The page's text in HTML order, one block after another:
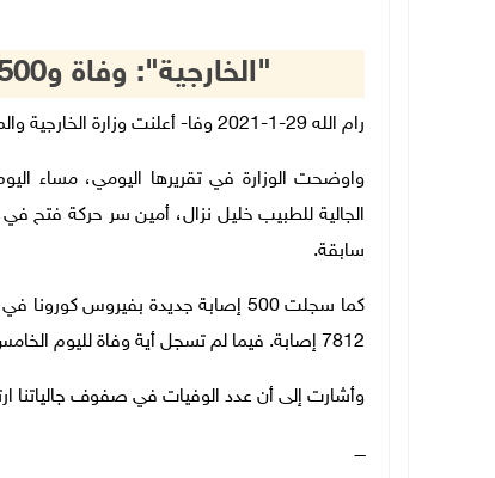
"الخارجية": وفاة و500 إصابة جديدة في صفوف جالياتنا
رام الله 29-1-2021 وفا- أعلنت وزارة الخارجية والمغتربين تسجيل حالة وفاة و500 إصابة جديدة في صفوف جالياتنا.
واوضحت الوزارة في تقريرها اليومي، مساء
سابقة.
كما سجلت 500 إصابة جديدة بفيروس
7812 إصابة. فيما لم تسجل أية وفاة لليوم الخامس على التوالي، ليبقى عدد حالات الوفاة 116.
وأشارت إلى أن عدد الوفيات في صفوف جالياتنا ارتفع إلى 362 حالة، فيما ارتفع عدد الإصابات
ــــ